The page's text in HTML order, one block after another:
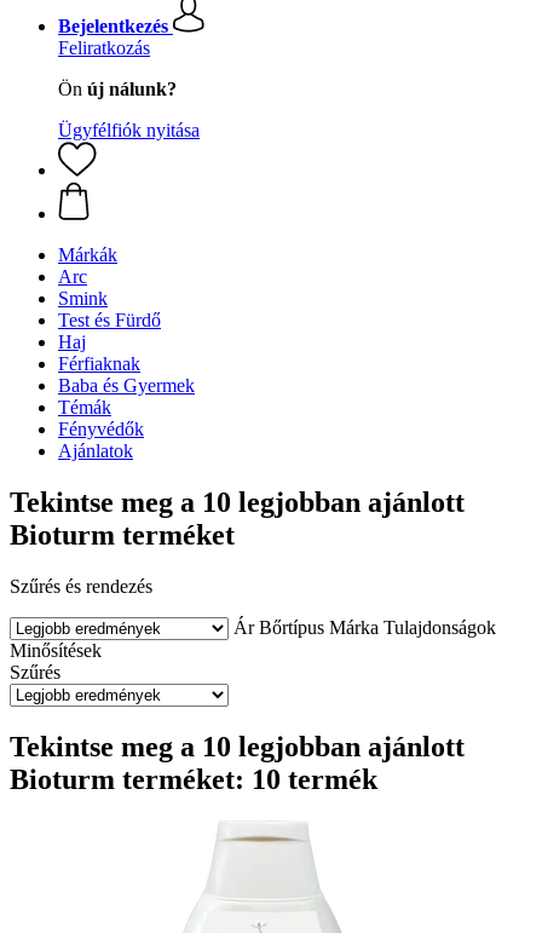
Bejelentkezés
Feliratkozás
Ön új nálunk?
Ügyfélfiók nyitása
Márkák
Arc
Smink
Test és Fürdő
Haj
Férfiaknak
Baba és Gyermek
Témák
Fényvédők
Ajánlatok
Tekintse meg a 10 legjobban ajánlott
Bioturm terméket
Szűrés és rendezés
Ár Bőrtípus Márka Tulajdonságok
Minősítések
Szűrés
Tekintse meg a 10 legjobban ajánlott
Bioturm terméket: 10 termék